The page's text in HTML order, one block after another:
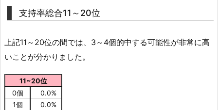
支持率総合11～20位
上記11～20位の間では、3～4個的中する可能性が非常に高
いことが分かりました。
11~20位
0個
0.0%
1個
0.0%